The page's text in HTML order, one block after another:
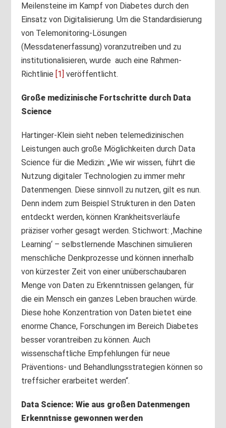
Meilensteine im Kampf von Diabetes durch den
Einsatz von Digitalisierung. Um die Standardisierung
von Telemonitoring-Lösungen
(Messdatenerfassung) voranzutreiben und zu
institutionalisieren, wurde auch eine Rahmen-
Richtlinie [1] veröffentlicht.
Große medizinische Fortschritte durch Data
Science
Hartinger-Klein sieht neben telemedizinischen
Leistungen auch große Möglichkeiten durch Data
Science für die Medizin: „Wie wir wissen, führt die
Nutzung digitaler Technologien zu immer mehr
Datenmengen. Diese sinnvoll zu nutzen, gilt es nun.
Denn indem zum Beispiel Strukturen in den Daten
entdeckt werden, können Krankheitsverläufe
präziser vorher gesagt werden. Stichwort: ‚Machine
Learning‘ – selbstlernende Maschinen simulieren
menschliche Denkprozesse und können innerhalb
von kürzester Zeit von einer unüberschaubaren
Menge von Daten zu Erkenntnissen gelangen, für
die ein Mensch ein ganzes Leben brauchen würde.
Diese hohe Konzentration von Daten bietet eine
enorme Chance, Forschungen im Bereich Diabetes
besser vorantreiben zu können. Auch
wissenschaftliche Empfehlungen für neue
Präventions- und Behandlungsstrategien können so
treffsicher erarbeitet werden“.
Data Science: Wie aus großen Datenmengen
Erkenntnisse gewonnen werden